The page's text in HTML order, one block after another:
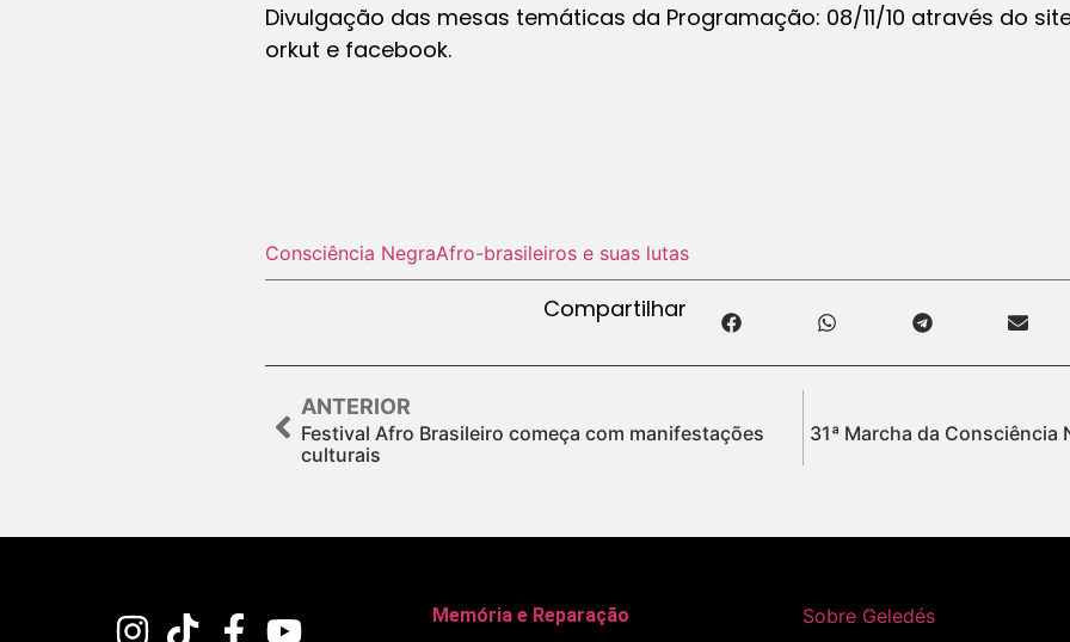
Divulgação das mesas temáticas da Programação: 08/11/10 através do
orkut e facebook.
Consciência NegraAfro-brasileiros e suas lutas
Compartilhar
ANTERIOR
Festival Afro Brasileiro começa com manifestações
culturais
31ª Marcha da Consciência
Memória e Reparação Sobre Geledés